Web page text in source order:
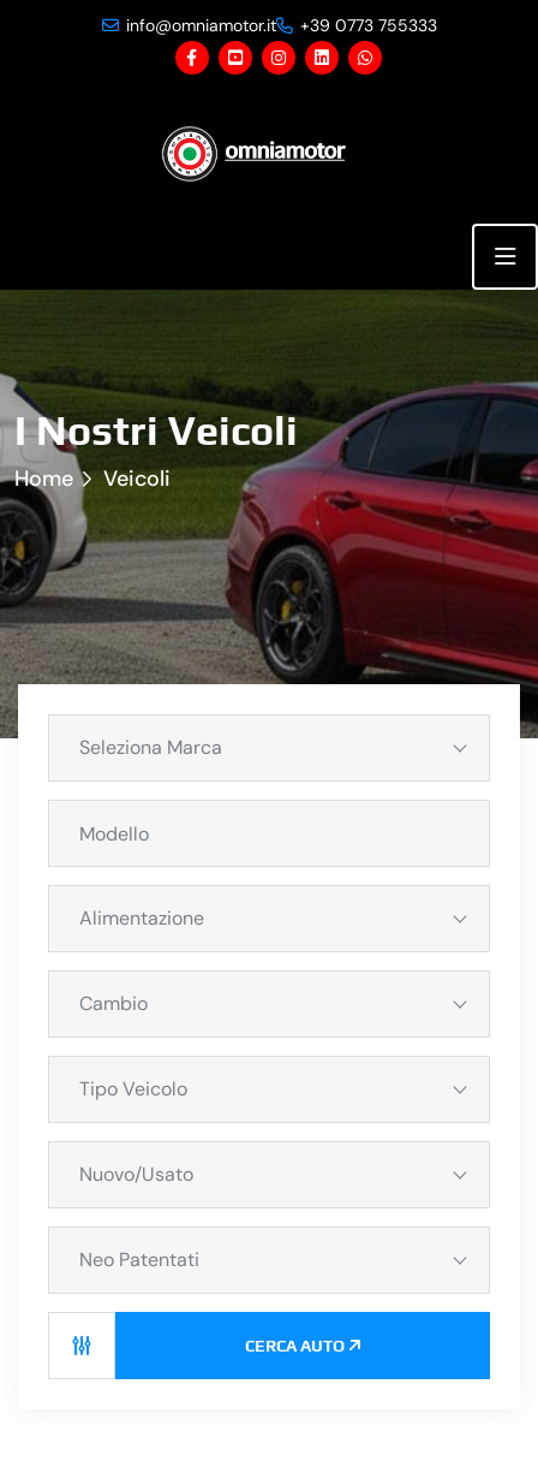
info@omniamotor.it +39 0773 755333
I Nostri Veicoli
Home Veicoli
Seleziona Marca
Alimentazione
Cambio
Tipo Veicolo
Nuovo/Usato
Neo Patentati
CERCA AUTO